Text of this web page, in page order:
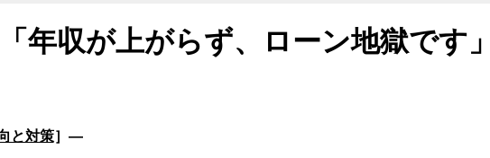
年収が上がらず、ローン地獄です」
と対策］―